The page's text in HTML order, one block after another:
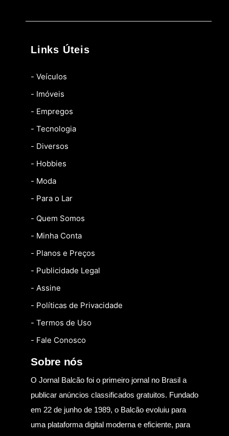
Links Úteis
- Veículos
- Imóveis
- Empregos
- Tecnologia
- Diversos
- Hobbies
- Moda
- Para o Lar
- Quem Somos
- Minha Conta
- Planos e Preços
- Publicidade Legal
- Assine
- Políticas de Privacidade
- Termos de Uso
- Fale Conosco
Sobre nós
O Jornal Balcão foi o primeiro jornal no Brasil a
publicar anúncios classificados gratuitos. Fundado
em 22 de junho de 1989, o Balcão evoluiu para
uma plataforma digital moderna e eficiente, para